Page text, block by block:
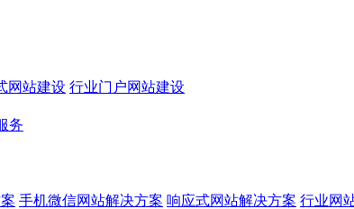
网站建设 行业门户网站建设
务
手机微信网站解决方案 响应式网站解决方案 行业网